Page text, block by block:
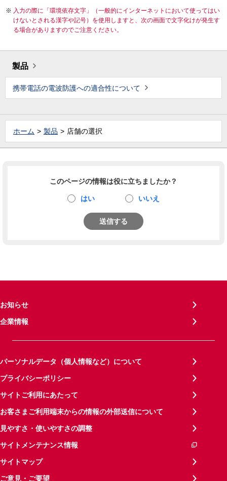
入力の際に「環境依存文字」（一般的にインターネットにおいて使ってはい
けないとされる漢字や記号）を使用しますと、次の画面で文字化けが発生す
る場合がありますのでご注意ください。
製品
携帯電話の電波防護への適合性について
ホーム 製品 店舗の選択
このページの情報は役に立ちましたか？
はい いいえ
送信する
お知らせ
企業情報
パーソナルデータ（個人情報など）について
プライバシーポリシー
サイトご利用にあたって
お客さまご利用端末からの情報の外部送信について
見やすさ・使いやすさの調整
サイトメンテナンス情報
サイトマップ
ご意見・ご要望